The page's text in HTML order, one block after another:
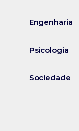
Engenharia
Psicologia
Sociedade